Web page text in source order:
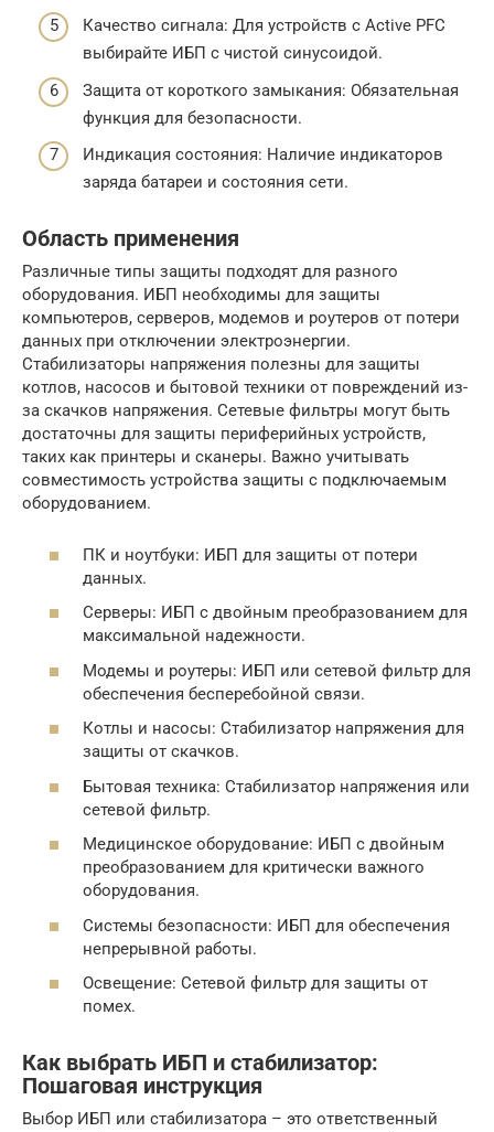
Качество сигнала: Для устройств с Active PFC
выбирайте ИБП с чистой синусоидой.
Защита от короткого замыкания: Обязательная
функция для безопасности.
Индикация состояния: Наличие индикаторов
заряда батареи и состояния сети.
Область применения
Различные типы защиты подходят для разного
оборудования. ИБП необходимы для защиты
компьютеров, серверов, модемов и роутеров от потери
данных при отключении электроэнергии.
Стабилизаторы напряжения полезны для защиты
котлов, насосов и бытовой техники от повреждений из-
за скачков напряжения. Сетевые фильтры могут быть
достаточны для защиты периферийных устройств,
таких как принтеры и сканеры. Важно учитывать
совместимость устройства защиты с подключаемым
оборудованием.
ПК и ноутбуки: ИБП для защиты от потери
данных.
Серверы: ИБП с двойным преобразованием для
максимальной надежности.
Модемы и роутеры: ИБП или сетевой фильтр для
обеспечения бесперебойной связи.
Котлы и насосы: Стабилизатор напряжения для
защиты от скачков.
Бытовая техника: Стабилизатор напряжения или
сетевой фильтр.
Медицинское оборудование: ИБП с двойным
преобразованием для критически важного
оборудования.
Системы безопасности: ИБП для обеспечения
непрерывной работы.
Освещение: Сетевой фильтр для защиты от
помех.
Как выбрать ИБП и стабилизатор:
Пошаговая инструкция
Выбор ИБП или стабилизатора – это ответственный